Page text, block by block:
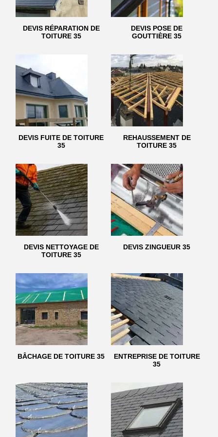
DEVIS RÉPARATION DE
TOITURE 35
DEVIS POSE DE
GOUTTIÈRE 35
DEVIS FUITE DE TOITURE
35
REHAUSSEMENT DE
TOITURE 35
DEVIS NETTOYAGE DE
TOITURE 35
DEVIS ZINGUEUR 35
BÂCHAGE DE TOITURE 35
ENTREPRISE DE TOITURE
35